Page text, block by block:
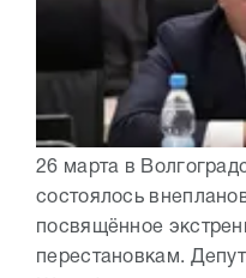
26 марта в
состоялось
посвящённое
перестановкам.